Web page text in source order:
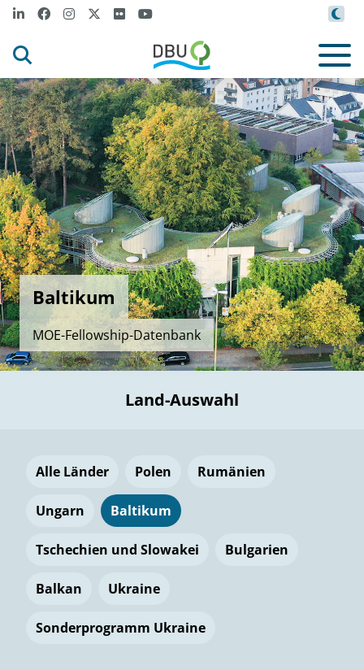
Baltikum
MOE-Fellowship-Datenbank
Land-Auswahl
Alle Länder Polen Rumänien
Ungarn Baltikum
Tschechien und Slowakei Bulgarien
Balkan Ukraine
Sonderprogramm Ukraine